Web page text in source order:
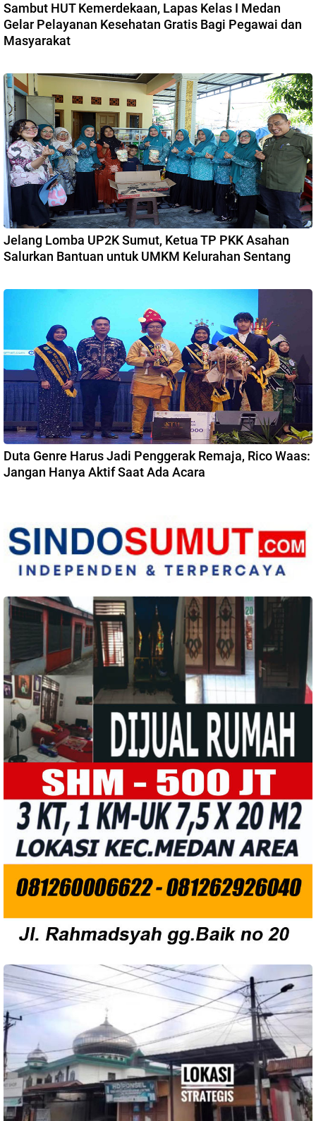
Sambut HUT Kemerdekaan, Lapas Kelas I Medan
Gelar Pelayanan Kesehatan Gratis Bagi Pegawai dan
Masyarakat
Jelang Lomba UP2K Sumut, Ketua TP PKK Asahan
Salurkan Bantuan untuk UMKM Kelurahan Sentang
Duta Genre Harus Jadi Penggerak Remaja, Rico Waas:
Jangan Hanya Aktif Saat Ada Acara